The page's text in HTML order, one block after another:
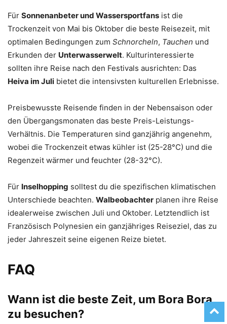
Für Sonnenanbeter und Wassersportfans ist die
Trockenzeit von Mai bis Oktober die beste Reisezeit, mit
optimalen Bedingungen zum Schnorcheln, Tauchen und
Erkunden der Unterwasserwelt. Kulturinteressierte
sollten ihre Reise nach den Festivals ausrichten: Das
Heiva im Juli bietet die intensivsten kulturellen Erlebnisse.
Preisbewusste Reisende finden in der Nebensaison oder
den Übergangsmonaten das beste Preis-Leistungs-
Verhältnis. Die Temperaturen sind ganzjährig angenehm,
wobei die Trockenzeit etwas kühler ist (25-28°C) und die
Regenzeit wärmer und feuchter (28-32°C).
Für Inselhopping solltest du die spezifischen klimatischen
Unterschiede beachten. Walbeobachter planen ihre Reise
idealerweise zwischen Juli und Oktober. Letztendlich ist
Französisch Polynesien ein ganzjähriges Reiseziel, das zu
jeder Jahreszeit seine eigenen Reize bietet.
FAQ
Wann ist die beste Zeit, um Bora Bora
zu besuchen?